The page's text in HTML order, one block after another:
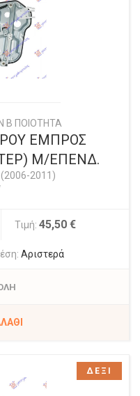
Β ΠΟΙΟΤΗΤΑ
ΕΜΠΡΟΣ
Μ/ΕΠΕΝΔ.
2011)
Τιμή: 45,50 €
Αριστερά
ΔΕΞΙ